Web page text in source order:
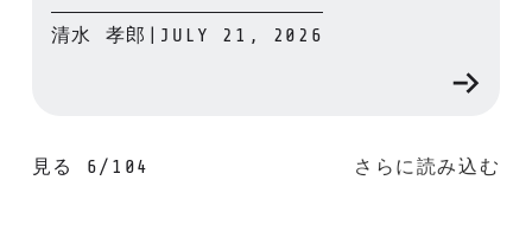
清水 孝郎 JULY 21, 2026
見る 6/ 104 さらに読み込む